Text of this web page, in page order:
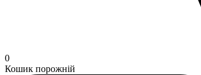
0
Кошик порожній